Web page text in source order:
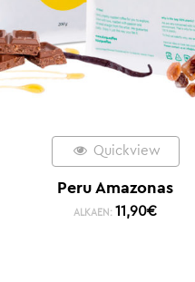
Quickview
Peru Amazonas
ALKAEN: 11,90€